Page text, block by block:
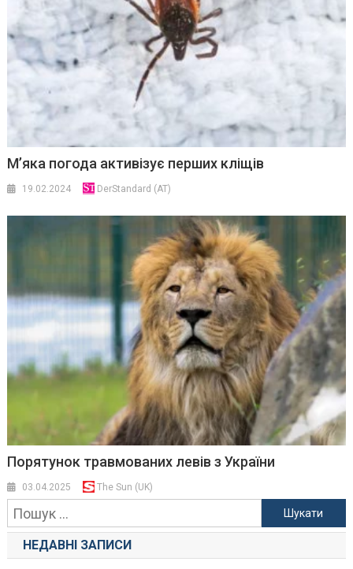
М’яка погода активізує перших кліщів
19.02.2024 DerStandard (AT)
Порятунок травмованих левів з України
03.04.2025 The Sun (UK)
Пошук:
НЕДАВНІ ЗАПИСИ